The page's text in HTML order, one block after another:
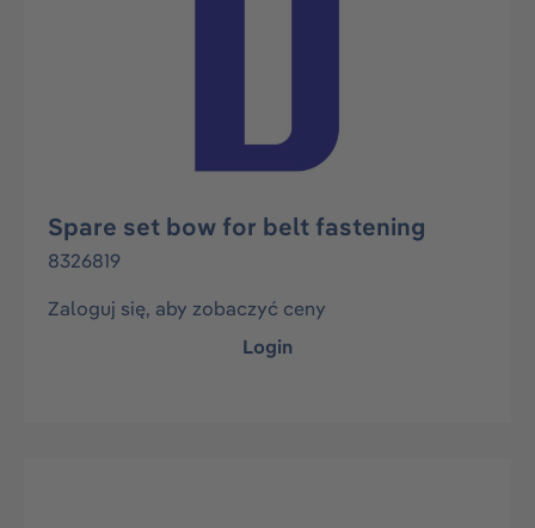
Spare set bow for belt fastening
8326819
Zaloguj się, aby zobaczyć ceny
Login